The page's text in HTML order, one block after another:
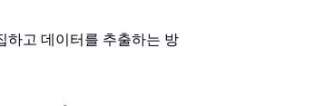
하고 데이터를 추출하는 방